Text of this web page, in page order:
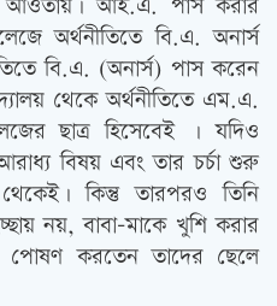
আওতায়। আই.এ. পাস করার
অর্থনীতিতে বি.এ. অনার্স
বি.এ. (অনার্স) পাস করেন
থেকে অর্থনীতিতে এম.এ.
ছাত্র হিসেবেই । যদিও
বিষয় এবং তার চর্চা শুরু
কিন্তু তারপরও তিনি
নয়, বাবা-মাকে খুশি করার
করতেন তাদের ছেলে